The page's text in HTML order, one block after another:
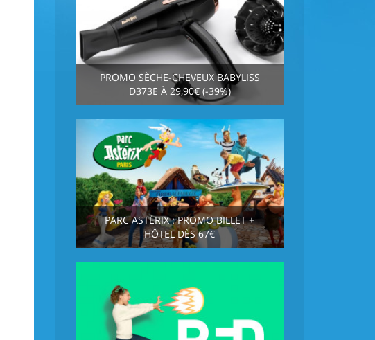
PROMO SÈCHE-CHEVEUX BABYLISS
D373E À 29,90€ (-39%)
PARC ASTÉRIX : PROMO BILLET +
HÔTEL DÈS 67€